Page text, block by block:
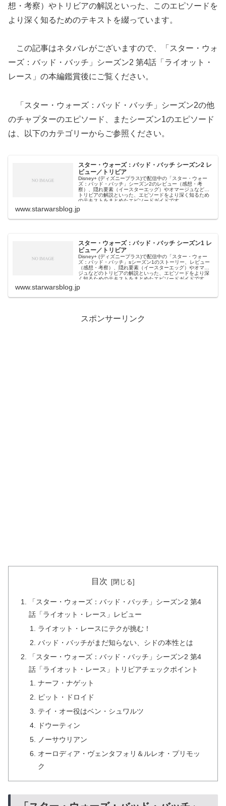
想・考察）やトリビアの解説といった、このエピソードを
より深く知るためのテキストを綴っています。
この記事はネタバレがございますので、「スター・ウォ
ーズ：バッド・バッチ」シーズン2 第4話「ライオット・
レース」の本編鑑賞後にご覧ください。
「スター・ウォーズ：バッド・バッチ」シーズン2の他
のチャプターのエピソード、またシーズン1のエピソード
は、以下のカテゴリーからご参照ください。
スター・ウォーズ：バッド・バッチ シーズン2 レ
ビュー／トリビア
Disney+ (ディズニープラス)で配信中の「スター・ウォー
ズ：バッド・バッチ」シーズン2のレビュー（感想・考
察）、隠れ要素（イースターエッグ）やオマージュなどの
トリビアの解説といった、エピソードをより深く知るため
のテキストをまとめたエピソードガイドです。
www.starwarsblog.jp
スター・ウォーズ：バッド・バッチ シーズン1 レ
ビュー／トリビア
Disney+ (ディズニープラス)で配信中の「スター・ウォー
ズ：バッド・バッチ」sシーズン1のストーリー、レビュー
（感想・考察）、隠れ要素（イースターエッグ）やオマー
ジュなどのトリビアの解説といった、エピソードをより深
く知るためのテキストをまとめたエピソードガイドです。
www.starwarsblog.jp
スポンサーリンク
目次
「スター・ウォーズ：バッド・バッチ」シーズン2 第4
話「ライオット・レース」レビュー
ライオット・レースにテクが挑む！
バッド・バッチがまだ知らない、シドの本性とは
「スター・ウォーズ：バッド・バッチ」シーズン2 第4
話「ライオット・レース」トリビアチェックポイント
ナーフ・ナゲット
ピット・ドロイド
テイ・オー役はベン・シュワルツ
ドウーティン
ノーサウリアン
オーロディア・ヴェンタフォリ＆ルレオ・プリモッ
ク